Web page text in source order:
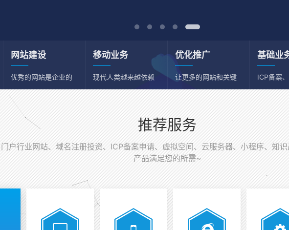
网站建设
优秀的网站是企业的
一张名片
移动业务
现代人类越来越依赖
移动端
优化推广
让更多的网站和关键
词获得流量
基础业
ICP备案
务器、邮
推荐服务
户行业网站、域名注册投资、ICP备案申请、虚拟空间、云服务器、小程序、知
产品满足您的所需~